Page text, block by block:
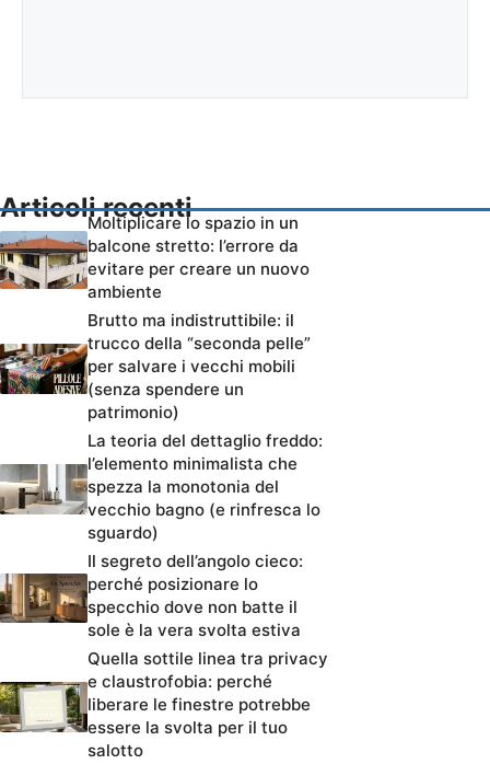
Articoli recenti
Moltiplicare lo spazio in un
balcone stretto: l’errore da
evitare per creare un nuovo
ambiente
Brutto ma indistruttibile: il
trucco della “seconda pelle”
per salvare i vecchi mobili
(senza spendere un
patrimonio)
La teoria del dettaglio freddo:
l’elemento minimalista che
spezza la monotonia del
vecchio bagno (e rinfresca lo
sguardo)
Il segreto dell’angolo cieco:
perché posizionare lo
specchio dove non batte il
sole è la vera svolta estiva
Quella sottile linea tra privacy
e claustrofobia: perché
liberare le finestre potrebbe
essere la svolta per il tuo
salotto